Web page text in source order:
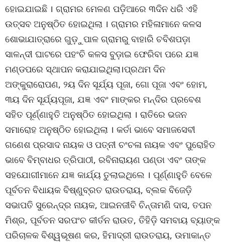
ହୋଇଯାଇଛି । ଗ୍ରାମର ମେଳଣ ପଡ଼ିଆରେ ୩ଦିନ ଧରି ଏହି
ଉତ୍ସବ ଅନୁଷ୍ଠିତ ହୋଇଥିଲା । ଗ୍ରାମର ମହିଳାମାନେ କଳସ
ଶୋଭାଯାତ୍ରାରେ ଗୁଡ଼ୁପାଳ ଗ୍ରାମରୁ ବାହାରି ଚବିଶପଡ଼ା
ସାଳନ୍ଦୀ ଘାଟରେ ପହଂଚି କଳସ ବୁଡ଼ାଇ ଫେରିବା ପରେ ଯଜ୍ଞ
ମଣ୍ଡପରେ ସ୍ଥାପନ କରାଯାଇଥିଲା।ପ୍ରଥମ ଦିନ
ଅଙ୍କୁରାରୋପଣ, ୨ୟ ଦିନ ସୂର୍ଯ୍ୟ ପୂଜା, ଗୋ ପୂଜା ଏବଂ ହୋମ,
୩ୟ ଦିନ ସୂର୍ଯ୍ୟପୂଜା, ଯଜ୍ଞ ଏବଂ ମାଙ୍କର ମନ୍ଦିର ପ୍ରବେଶ
ସହିତ ପୂର୍ଣ୍ଣାହୁତି ଅନୁଷ୍ଠିତ ହୋଇଥିଲା । ରାତିରେ ଭଜନ
ସମାରୋହ ଅନୁଷ୍ଠିତ ହୋଇଥିଲା । କର୍ତା ଭାବେ ସମାଜସେବୀ
ଗଣେଶ ପ୍ରସାଦ ନାୟକ ଓ ପତ୍ନୀ ଚଂଚଳା ନାୟକ ଏବଂ ପୁରୋହିତ
ଭାବେ ବିମ୍ବାଧର ତ୍ରିପାଠୀ, ରବିନାରାୟଣ ପଣ୍ଡା ଏବଂ ତାଙ୍କ
ସହଯୋଗୀମାନେ ଯଜ୍ଞ କାର୍ଯ୍ୟ ତୁଲାଇଥିଲେ । ପୂର୍ଣ୍ଣାହୁତି ବେଳେ
ପୂର୍ବତନ ବିଧାୟକ ବିଷ୍ଣୁବ୍ରତ ରାଉତରାୟ, ବ୍ଲକ ବିଜେଡ଼ି
ସଭାପତି ସୁରେନ୍ଦ୍ର ନାୟକ, ଆଇନଜୀବି ଚିନ୍ତାମଣି ଦାସ, ତପନ
ମିଶ୍ର, ପୂର୍ବତନ ସରପଂଚ କୀର୍ତନ ରାଉତ, ତିହିଡି଼ ସମବାୟ ବ୍ୟାଙ୍କ
ପରିଚାଳକ ବିଶ୍ୱଭୂଷଣ କର, ହିମାଦ୍ରୀ ରାଉତରାୟ, ଉମାକାନ୍ତ